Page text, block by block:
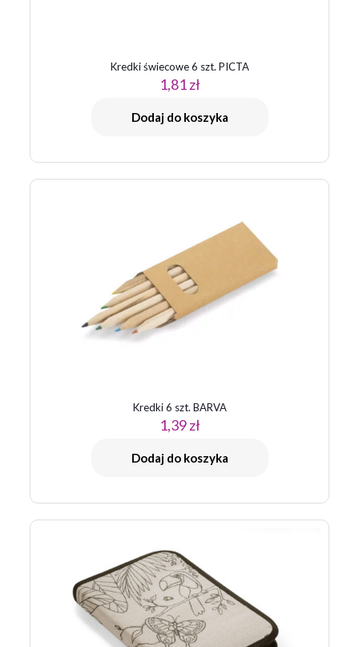
mail*
Kredki świecowe 6 szt. PICTA
1,81zł
Dodaj do koszyka
Kredki 6 szt. BARVA
1,39zł
Dodaj do koszyka